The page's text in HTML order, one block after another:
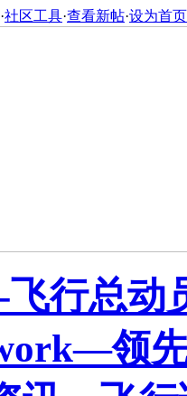
·社区工具·查看新帖·设为首页